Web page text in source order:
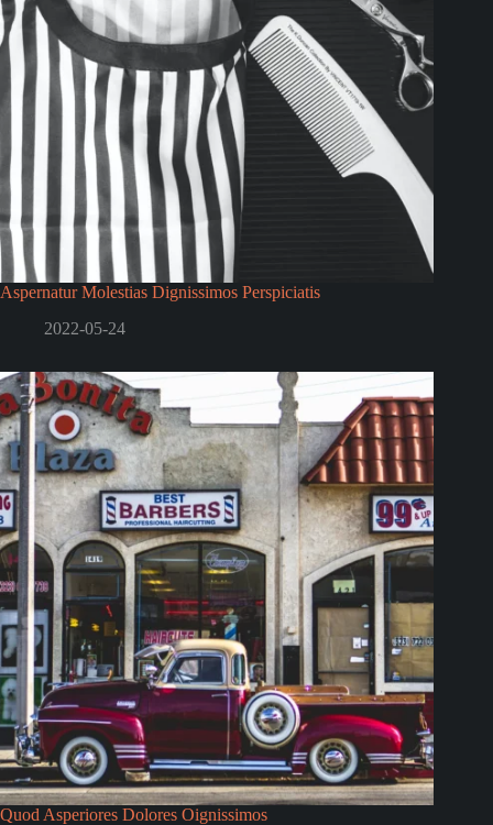
Aspernatur Molestias Dignissimos Perspiciatis
2022-05-24
Quod Asperiores Dolores Oignissimos